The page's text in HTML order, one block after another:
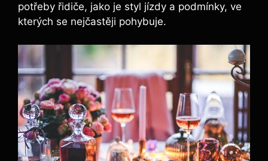
potřeby řidiče, jako je styl jízdy a podmínky, ve
kterých se nejčastěji pohybuje.